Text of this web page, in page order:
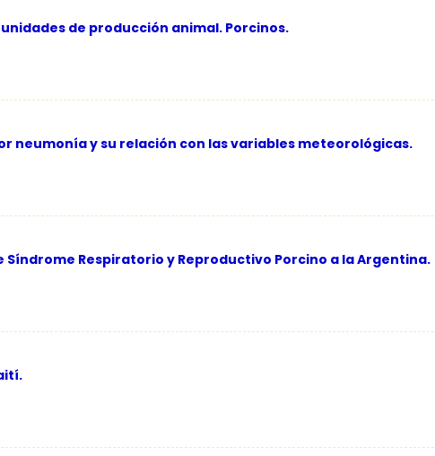
de producción animal. Porcinos.
neumonía y su relación con las variables meteorológicas.
Síndrome Respiratorio y Reproductivo Porcino a la Argentina.